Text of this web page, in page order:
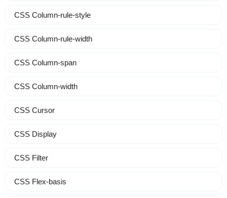
CSS Column-rule-style
CSS Column-rule-width
CSS Column-span
CSS Column-width
CSS Cursor
CSS Display
CSS Filter
CSS Flex-basis